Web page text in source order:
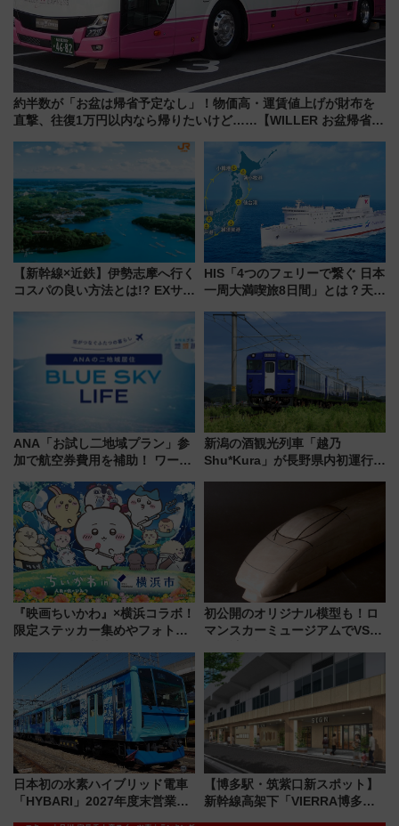
約半数が「お盆は帰省予定なし」！物価高・運賃値上げが財布を
直撃、往復1万円以内なら帰りたいけど……【WILLER お盆帰省動
【新幹線×近鉄】伊勢志摩へ行く
コスパの良い方法とは!? EXサー
タル版の違いを解説
HIS「4つのフェリーで繋ぐ 日本
一周大満喫旅8日間」とは？天橋
の絶景＆限定グルメを網羅！煩
雑な手続きも不要でお手軽に楽
しめるプランが登場
ANA「お試し二地域プラン」参
加で航空券費用を補助！ ワーケ
治体は？ 2026年は対象のエリア
が拡大！
新潟の酒観光列車「越乃
Shu*Kura」が長野県内初運行！
『映画ちいかわ』×横浜コラボ！
限定ステッカー集めやフォトス
いを満喫しよう（花火鑑賞会応
募は7/12まで！）
初公開のオリジナル模型も！ロ
マンスカーミュージアムでVSE
15日スタート
日本初の水素ハイブリッド電車
「HYBARI」2027年度末営業運
【博多駅・筑紫口新スポット】
新幹線高架下「VIERRA博多テ